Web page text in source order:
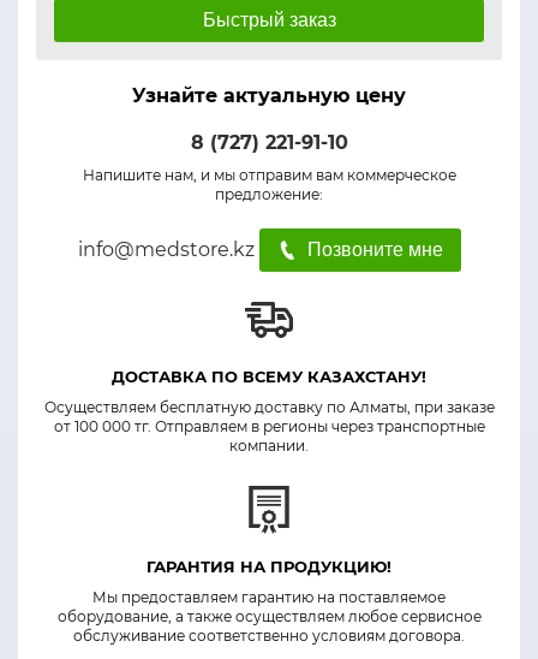
Быстрый заказ
Узнайте актуальную цену
8 (727) 221-91-10
Напишите нам, и мы отправим вам коммерческое
предложение:
info@medstore.kz Позвоните мне
ДОСТАВКА ПО ВСЕМУ КАЗАХСТАНУ!
Осуществляем бесплатную доставку по Алматы, при заказе
от 100 000 тг. Отправляем в регионы через транспортные
компании.
ГАРАНТИЯ НА ПРОДУКЦИЮ!
Мы предоставляем гарантию на поставляемое
оборудование, а также осуществляем любое сервисное
обслуживание соответственно условиям договора.